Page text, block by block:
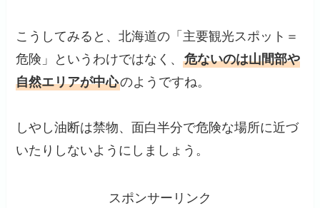
こうしてみると、北海道の「主要観光スポット＝
危険」というわけではなく、危ないのは山間部や
自然エリアが中心のようですね。
しやし油断は禁物、面白半分で危険な場所に近づ
いたりしないようにしましょう。
スポンサーリンク